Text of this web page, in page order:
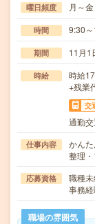
曜日頻度 月～金
時間 9:30
期間 11月1
時給
時給
+残業
交
通勤
仕事内容
かん
整理
応募資格
職種
事務
職場の雰囲気